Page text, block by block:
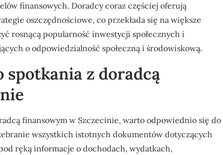
finansowych. Doradcy coraz częściej oferują
oszczędnościowe, co przekłada się na większe
rosnącą popularność inwestycji społecznych i
o odpowiedzialność społeczną i środowiskową.
spotkania z doradcą
finansowym w Szczecinie, warto odpowiednio się do
wszystkich istotnych dokumentów dotyczących
ręką informacje o dochodach, wydatkach,